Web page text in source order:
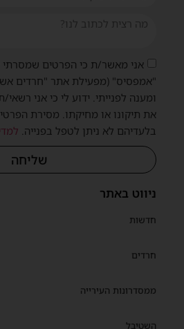
ניווט באתר
חדשות
חרדים
ממסדרונות העירייה
השטיבל
אני מאשר/ת כי הפרטים שמסרתי
"אמפסיס" (מפעילת אתר "חרדים
ומענה לפנייתי. ידוע לי כי אני
את תיקונו או מחיקתו. מסירת
בלעדיהם לא ניתן לטפל בפנייה.
שליחה